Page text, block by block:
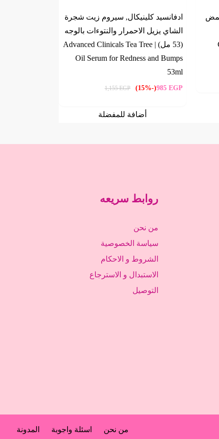
ادفانسيد كلينيكال, سيروم زيت شجرة
الشاي يزيل الاحمرار والنتوءات بالوجه
(53 مل) | Advanced Clinicals Tea Tree
Oil Serum for Redness and Bumps
53ml
985 EGP
(-15%)
1,155EGP
أضافة للمفضلة
روابط سريعه
من نحن
سياسة الخصوصية
الشروط و الاحكام
الاستبدال و الاسترجاع
التوصيل
من نحن اسئلة واجوبة المدونة